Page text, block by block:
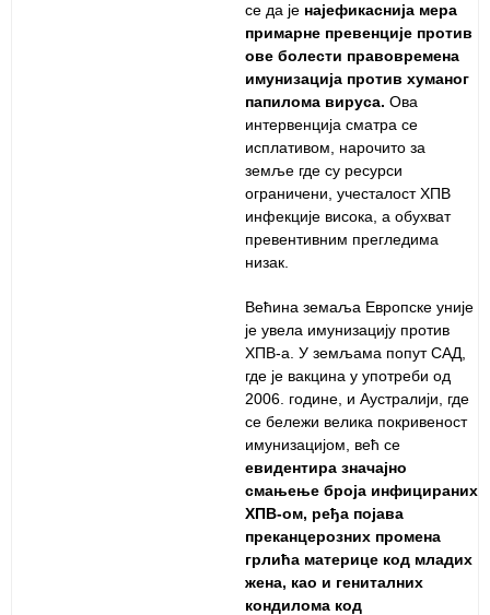
се да је најефикаснија мера
примарне превенције против
ове болести правовремена
имунизација против хуманог
папилома вируса. Ова
интервенција сматра се
исплативом, нарочито за
земље где су ресурси
ограничени, учесталост ХПВ
инфекције висока, а обухват
превентивним прегледима
низак.
Већина земаља Европске уније
је увела имунизацију против
ХПВ-а. У земљама попут САД,
где је вакцина у употреби од
2006. године, и Аустралији, где
се бележи велика покривеност
имунизацијом, већ се
евидентира значајно
смањење броја инфицираних
ХПВ-ом, ређа појава
преканцерозних промена
грлића материце код младих
жена, као и гениталних
кондилома код